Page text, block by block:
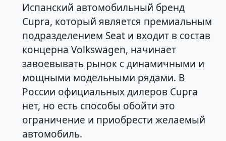
Испанский автомобильный бренд
Cupra, который является премиальным
подразделением Seat и входит в состав
концерна Volkswagen, начинает
завоевывать рынок с динамичными и
мощными модельными рядами. В
России официальных дилеров Cupra
нет, но есть способы обойти это
ограничение и приобрести желаемый
автомобиль.